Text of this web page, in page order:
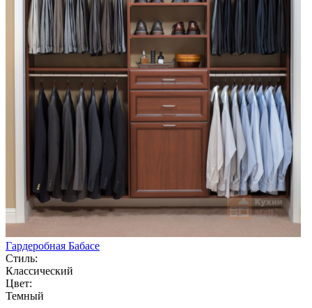
Гардеробная Бабасе
Стиль:
Классический
Цвет:
Темный